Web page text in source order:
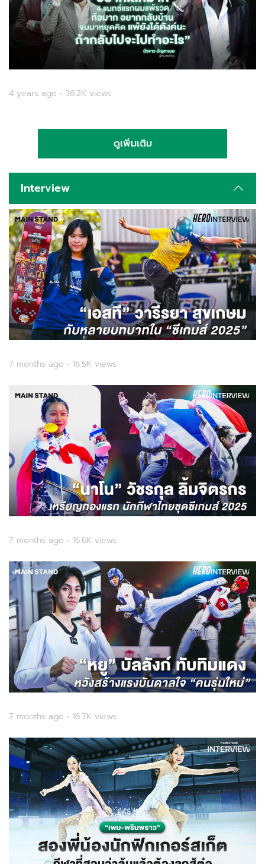
4 years ago • 36.2K views
ดูเพิ่มเติม
Interview
7 months ago • 16.5K views
7 months ago • 16.6K views
7 months ago • 16.7K views